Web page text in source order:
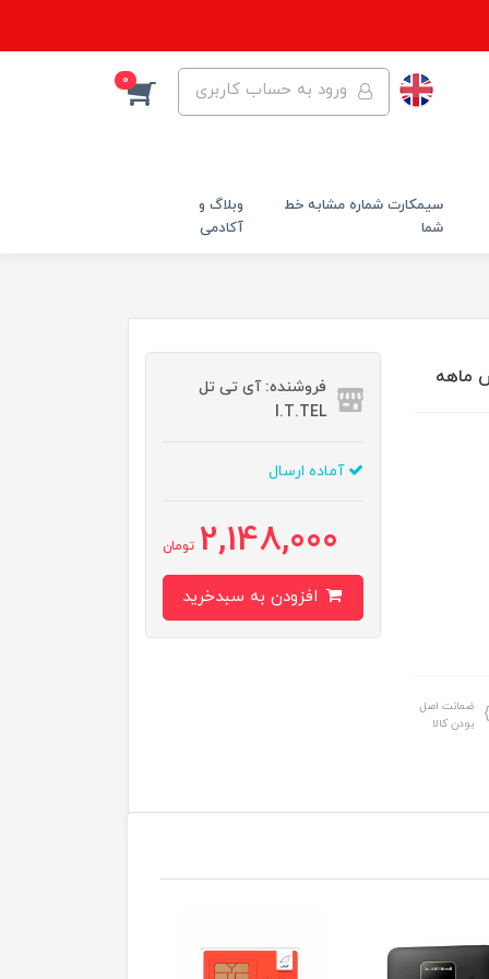
ورود به حساب کاربری 0
سیمکارت شماره مشابه خط
شما
وبلاگ و
آکادمی
ضمانت اصل
بودن کالا
فروشنده: آی تی تل
I.T.TEL
آماده ارسال
2,148,000 تومان